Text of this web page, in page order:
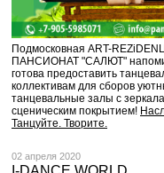
Подмосковная ART-
ПАНСИОНАТ "САЛЮТ"
готова предоставить
коллективам для сборов
танцевальные залы с
сценическим покрытием!
Танцуйте. Творите.
02 апреля 2020